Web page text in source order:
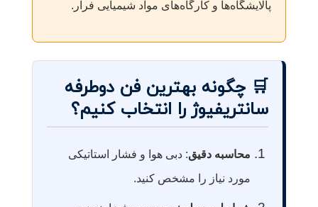
پالایشگاه‌ها و کارگاه‌های مواد شیمیایی فرار.
🛒 چگونه بهترین فن دوطرفه
سانتریفیوژ را انتخاب کنیم؟
محاسبه دقیق: دبی هوا و فشار استاتیکی
مورد نیاز را مشخص کنید.